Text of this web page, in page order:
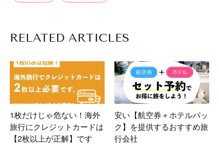
RELATED ARTICLES
1枚だけじゃ危ない！海外
旅行にクレジットカードは
【2枚以上が正解】です
安い【航空券＋ホテルパッ
ク】を提供するおすすめ旅
行会社